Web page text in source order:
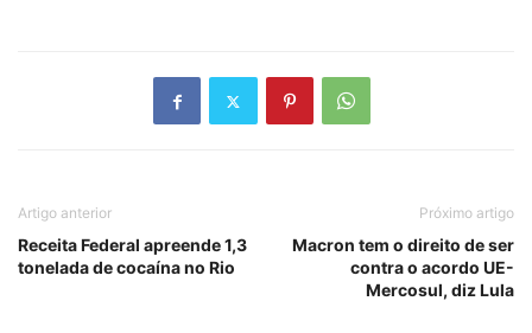
Artigo anterior
Receita Federal apreende 1,3
tonelada de cocaína no Rio
Próximo artigo
Macron tem o direito de ser
contra o acordo UE-
Mercosul, diz Lula